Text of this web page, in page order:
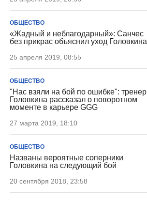
ОБЩЕСТВО
«Жадный и неблагодарный»: Санчес
без прикрас объяснил уход Головкина
25 апреля 2019, 08:55
ОБЩЕСТВО
"Нас взяли на бой по ошибке": тренер
Головкина рассказал о поворотном
моменте в карьере GGG
27 марта 2019, 18:10
ОБЩЕСТВО
Названы вероятные соперники
Головкина на следующий бой
20 сентября 2018, 23:58